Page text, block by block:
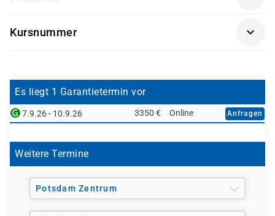
Praktische Erfahrung mit Linux- oder Unix-
Datenbankarchitekten
Kursnummer
Es liegt 1 Garantietermin vor
7.9.26 - 10.9.26 3350 € Online Anfragen
Weitere Termine
Potsdam Zentrum